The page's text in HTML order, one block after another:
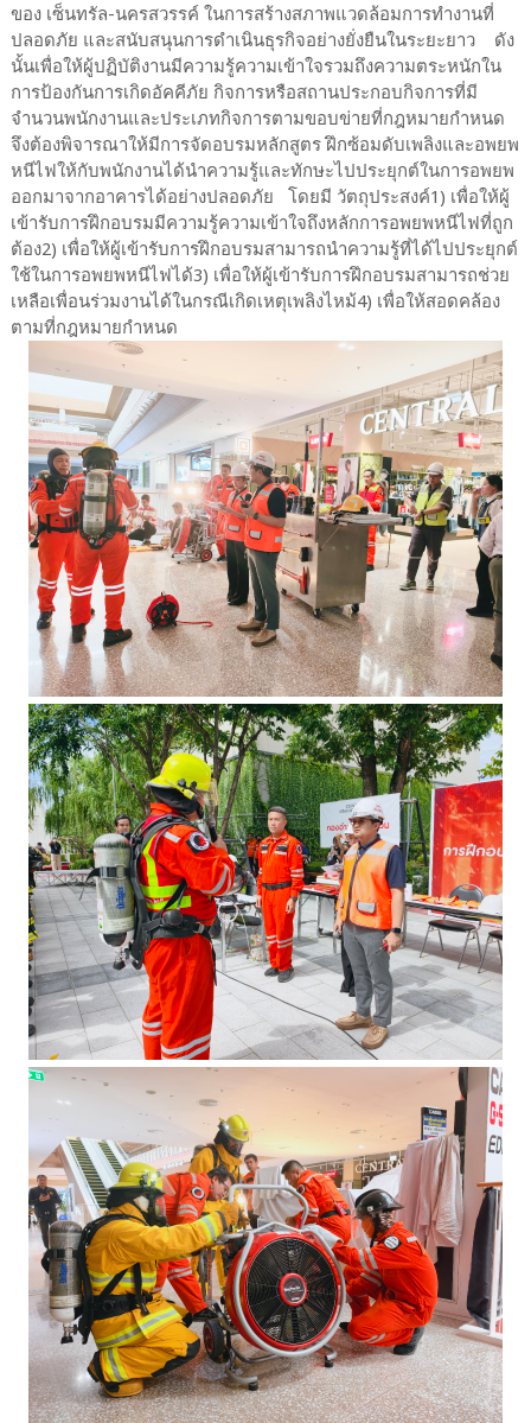
ของ เซ็นทรัล-นครสวรรค์ ในการสร้างสภาพแวดล้อมการทำงานที่
ปลอดภัย และสนับสนุนการดำเนินธุรกิจอย่างยั่งยืนในระยะยาว ดัง
นั้นเพื่อให้ผู้ปฏิบัติงานมีความรู้ความเข้าใจรวมถึงความตระหนักใน
การป้องกันการเกิดอัคคีภัย กิจการหรือสถานประกอบกิจการที่มี
จำนวนพนักงานและประเภทกิจการตามขอบข่ายที่กฎหมายกำหนด
จึงต้องพิจารณาให้มีการจัดอบรมหลักสูตร ฝึกซ้อมดับเพลิงและอพยพ
หนีไฟให้กับพนักงานได้นำความรู้และทักษะไปประยุกต์ในการอพยพ
ออกมาจากอาคารได้อย่างปลอดภัย โดยมี วัตถุประสงค์1) เพื่อให้ผู้
เข้ารับการฝึกอบรมมีความรู้ความเข้าใจถึงหลักการอพยพหนีไฟที่ถูก
ต้อง2) เพื่อให้ผู้เข้ารับการฝึกอบรมสามารถนำความรู้ที่ได้ไปประยุกต์
ใช้ในการอพยพหนีไฟได้3) เพื่อให้ผู้เข้ารับการฝึกอบรมสามารถช่วย
เหลือเพื่อนร่วมงานได้ในกรณีเกิดเหตุเพลิงไหม้4) เพื่อให้สอดคล้อง
ตามที่กฎหมายกำหนด